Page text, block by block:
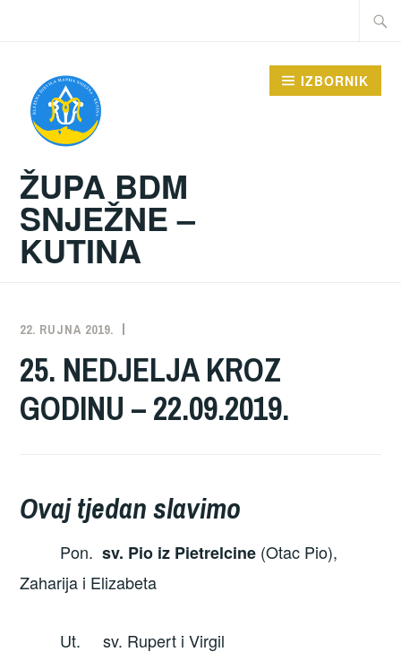
Traži:
ŽUPA BDM
SNJEŽNE –
KUTINA
IZBORNIK
22. RUJNA 2019.
25. NEDJELJA KROZ
GODINU – 22.09.2019.
Ovaj tjedan slavimo
Pon.sv. Pio iz Pietrelcine (Otac Pio),
Zaharija i Elizabeta
Ut. sv. Rupert i Virgil